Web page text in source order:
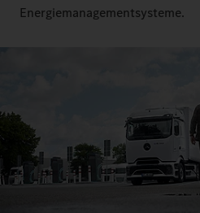
Energiemanagementsysteme.